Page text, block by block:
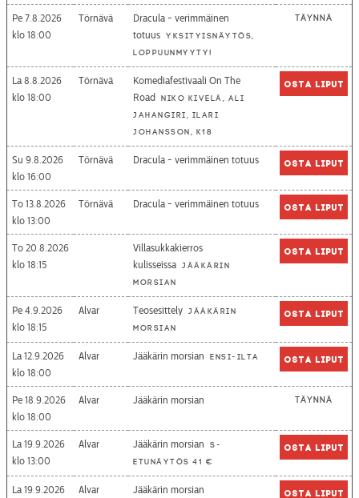
Pe 7.8.2026
18:00
Törnävä
Dracula - verimmäinen
totuus Yksityisnäytös,
loppuunmyyty!
Täynnä
La 8.8.2026
18:00
Törnävä
Komediafestivaali On The
Road
Niko Kivelä, Ali
Jahangiri, Ilari
Johansson, K18
Osta liput
Su 9.8.2026
16:00
Törnävä Dracula - verimmäinen totuus Osta liput
To 13.8.2026
13:00
Törnävä Dracula - verimmäinen totuus Osta liput
To 20.8.2026
18:15
Villasukkakierros
kulisseissa Jääkärin
morsian
Osta liput
Pe 4.9.2026
18:15
Alvar Teosesittely Jääkärin
morsian
Osta liput
La 12.9.2026
18:00
Alvar Jääkärin morsian Ensi-ilta Osta liput
Pe 18.9.2026
18:00
Alvar Jääkärin morsian Täynnä
La 19.9.2026
13:00
Alvar Jääkärin morsian
S-
etunäytös 41 €
Osta liput
La 19.9.2026
Alvar Jääkärin morsian Osta liput